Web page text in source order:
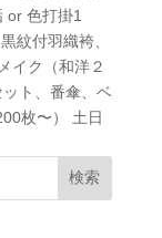
or 色打掛1
紋付羽織袴、
イク（和洋２
ト、番傘、ベ
枚〜） 土日
検索